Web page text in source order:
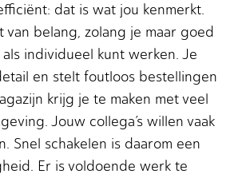
dat is wat jou kenmerkt.
van belang, zolang je maar goed
individueel kunt werken. Je
en stelt foutloos bestellingen
krijg je te maken met veel
Jouw collega’s willen vaak
Snel schakelen is daarom een
Er is voldoende werk te